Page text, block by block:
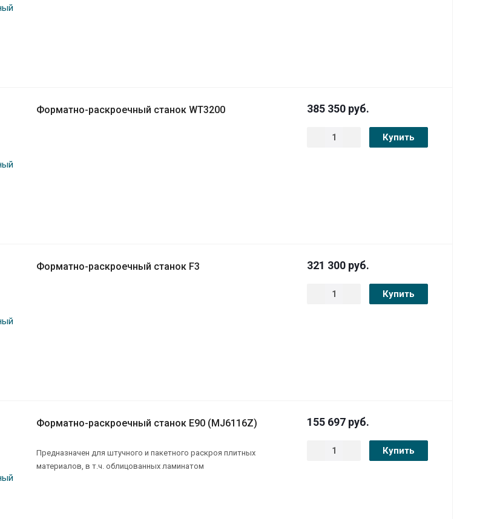
Форматно-раскроечный станок WT3200 385 350 руб.
Купить
Форматно-раскроечный станок F3 321 300 руб.
Купить
Форматно-раскроечный станок E90 (MJ6116Z)
Предназначен для штучного и пакетного раскроя плитных
материалов, в т.ч. облицованных ламинатом
155 697 руб.
Купить